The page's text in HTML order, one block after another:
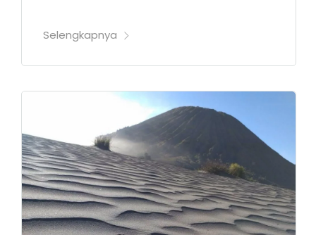
Selengkapnya